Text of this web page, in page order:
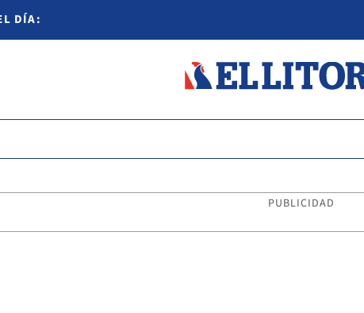
DÍA:
PUBLICIDAD